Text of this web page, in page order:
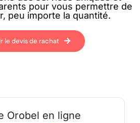
pour vous permettre de
peu importe la quantité.
le devis de rachat
Orobel en ligne